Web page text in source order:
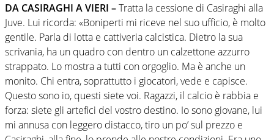
DA CASIRAGHI A VIERI –Tratta la cessione di Casiraghi alla
Juve. Lui ricorda: «Boniperti mi riceve nel suo ufficio, è molto
gentile. Parla di lotta e cattiveria calcistica. Dietro la sua
scrivania, ha un quadro con dentro un calzettone azzurro
strappato. Lo mostra a tutti con orgoglio. Ma è anche un
monito. Chi entra, soprattutto i giocatori, vede e capisce.
Questo sono io, questi siete voi. Ragazzi, il calcio è rabbia e
forza: siete gli artefici del vostro destino. Io sono giovane, lui
mi annusa con leggero distacco, tiro un po’ sul prezzo e